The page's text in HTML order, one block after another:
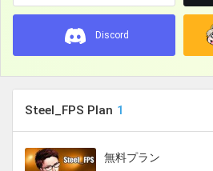
GTA5動画『昨日までの僕はクズで
近畿地方 野外イベント PV音声
YoutubeCM PV音声2件
Discord
Steel_FPS Plan 1
無料プラン